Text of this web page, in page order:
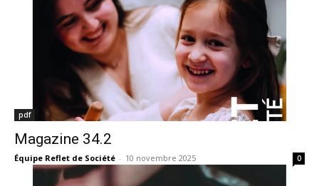
pdf
Magazine 34.2
Équipe Reflet de Société - 10 novembre 2025 0